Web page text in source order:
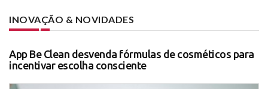
INOVAÇÃO & NOVIDADES
App Be Clean desvenda fórmulas de cosméticos para
incentivar escolha consciente